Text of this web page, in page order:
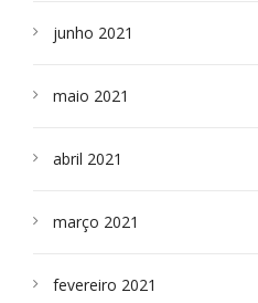
junho 2021
maio 2021
abril 2021
março 2021
fevereiro 2021